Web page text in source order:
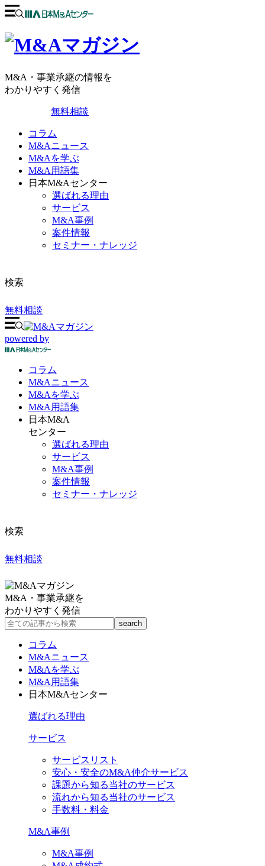
M&A・事業承継の情報を
わかりやすく発信
無料相談
コラム
M&Aニュース
M&Aを学ぶ
M&A用語集
日本M&Aセンター
選ばれる理由
サービス
M&A事例
案件情報
セミナー・ナレッジ
検索
無料相談
powered by
コラム
M&Aニュース
M&Aを学ぶ
M&A 用語集
日本M&A
センター
選ばれる理由
サービス
M&A事例
案件情報
セミナー・ナレッジ
検索
無料相談
M&A・事業承継を
わかりやすく発信
コラム
M&Aニュース
M&Aを学ぶ
M&A用語集
日本M&Aセンター
選ばれる理由
サービス
サービスリスト
安心・安全のM&A仲介サービス
課題から知る当社のサービス
流れから知る当社のサービス
手数料・料金
M&A事例
M&A事例